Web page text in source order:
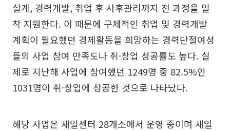
설계, 경력개발, 취업 후 사후관리까지 전 과정을 밀
착 지원한다. 이 때문에 구체적인 취업 및 경력개발
계획이 필요했던 경제활동을 희망하는 경력단절여성
들의 사업 참여 만족도나 취·창업 성공률도 높다. 실
제로 지난해 사업에 참여했던 1249명 중 82.5%인
1031명이 취·창업에 성공한 것으로 나타났다.
해당 사업은 새일센터 28개소에서 운영 중이며 새일